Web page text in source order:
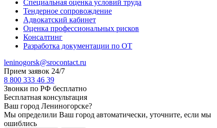
Специальная оценка условий труда
Тендерное сопровождение
Адвокатский кабинет
Оценка профессиональных рисков
Консалтинг
Разработка документации по ОТ
leninogorsk@srocontact.ru
Прием заявок 24/7
8 800 333 46 39
Звонки по РФ бесплатно
Бесплатная консультация
Ваш город Лениногорске?
Мы определили Ваш город автоматически, уточните, если мы
ошиблись